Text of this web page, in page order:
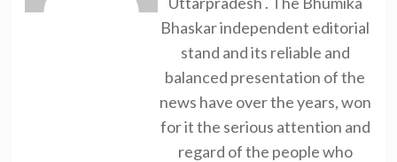
Bhaskar independent editorial
stand and its reliable and
balanced presentation of the
news have over the years, won
for it the serious attention and
regard of the people who